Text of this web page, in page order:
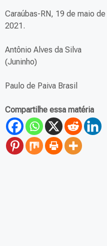
Caraúbas-RN, 19 de maio de
2021.
Antônio Alves da Silva
(Juninho)
Paulo de Paiva Brasil
Compartilhe essa matéria